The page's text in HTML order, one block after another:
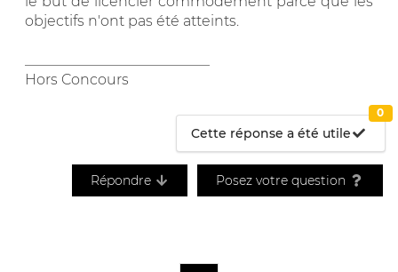
objectifs n'ont pas été atteints.
Hors Concours
Cette réponse a été utile
0
Répondre Posez votre question